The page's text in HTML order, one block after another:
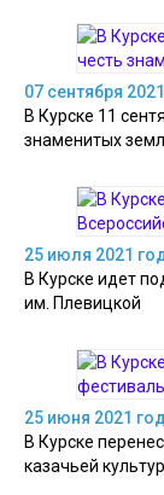
07 сентября
В Курске 11
знаменитых
25 июля 2021
В Курске идет
им. Плевицкой
25 июня 2021
В Курске
казачьей